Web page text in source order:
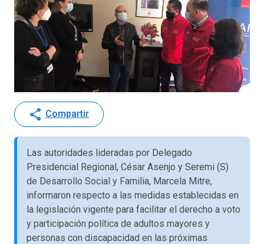
share Compartir
Las autoridades lideradas por Delegado
Presidencial Regional, César Asenjo y Seremi (S)
de Desarrollo Social y Familia, Marcela Mitre,
informaron respecto a las medidas establecidas en
la legislación vigente para facilitar el derecho a voto
y participación política de adultos mayores y
personas con discapacidad en las próximas